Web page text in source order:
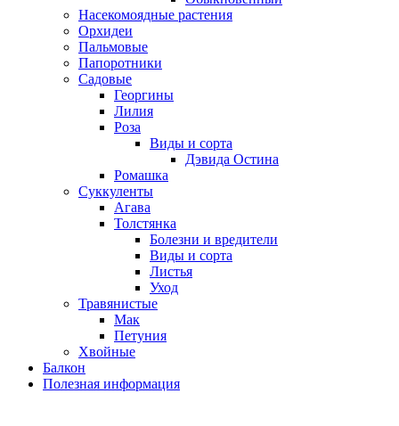
Насекомоядные растения
Орхидеи
Пальмовые
Папоротники
Садовые
Георгины
Лилия
Роза
Виды и сорта
Дэвида Остина
Ромашка
Суккуленты
Агава
Толстянка
Болезни и вредители
Виды и сорта
Листья
Уход
Травянистые
Мак
Петуния
Хвойные
Балкон
Полезная информация